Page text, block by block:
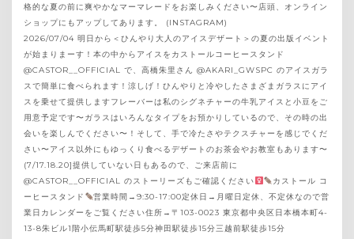
格的な夏の前に爽やかなマーマレードをお楽しみください〜店頭、オンライン
ショップにもアップしてあります。 (INSTAGRAM)
2026/07/04 明日から＜ひんやり大人のアイスデザート＞の夏の出版イベント
が始まりまーす！本の中からアイスをカストールコーヒースタンド
@CASTOR__OFFICIAL で、高橋朱里さん @AKARI_GWSPC のアイスガラ
スで簡単に食べられます！涼しげ！ひんやりと冷やしたさまざまガラスにアイ
スを乗せて提供しますフレーバーは私のシグネチャーの牛乳アイスと小豆をご
用意予定です〜ガラスはいろんなタイプをお預かりしているので、その時の出
会いを楽しんでください〜！そして、手で冷たさやテクスチャーを感じでくだ
さい〜アイス以外にもゆっくり食べるデザートのお茶会やお教室もあります〜
(7/17.18.20]提供していない日もあるので、ご来店前に
@CASTOR__OFFICIAL のストーリーズもご確認ください‍
カストール コ
ーヒースタンド
営業時間→9:30-17:00定休日→月曜日定休、不定休なので営
業日カレンダーをご覧ください住所→〒103-0023 東京都中央区日本橋本町4-
13-8朱ビル1階小伝馬町駅徒歩5分神田駅徒歩15分三越前駅徒歩15分